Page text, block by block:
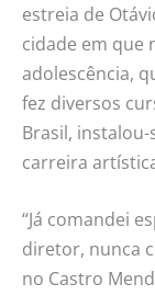
estreia de
cidade em que
adolescência,
fez diversos
Brasil, instalou-
carreira
“Já comandei
diretor, nunca
no Castro